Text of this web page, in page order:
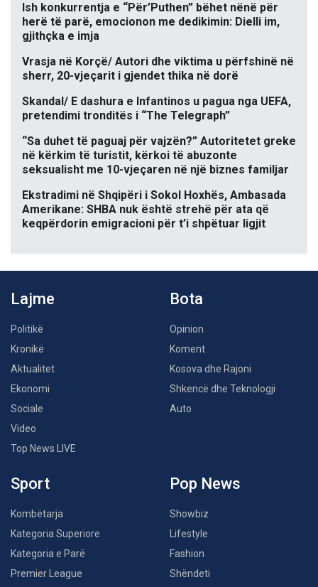
Ish konkurrentja e “Për’Puthen” bëhet nënë për
herë të parë, emocionon me dedikimin: Dielli im,
gjithçka e imja
Vrasja në Korçë/ Autori dhe viktima u përfshinë në
sherr, 20-vjeçarit i gjendet thika në dorë
Skandal/ E dashura e Infantinos u pagua nga UEFA,
pretendimi tronditës i “The Telegraph”
“Sa duhet të paguaj për vajzën?” Autoritetet greke
në kërkim të turistit, kërkoi të abuzonte
seksualisht me 10-vjeçaren në një biznes familjar
Ekstradimi në Shqipëri i Sokol Hoxhës, Ambasada
Amerikane: SHBA nuk është strehë për ata që
keqpërdorin emigracioni për t’i shpëtuar ligjit
Lajme
Politikë
Kronikë
Aktualitet
Ekonomi
Sociale
Video
Top News LIVE
Bota
Opinion
Koment
Kosova dhe Rajoni
Shkencë dhe Teknologji
Auto
Sport
Kombëtarja
Kategoria Superiore
Kategoria e Parë
Premier League
Pop News
Showbiz
Lifestyle
Fashion
Shëndeti